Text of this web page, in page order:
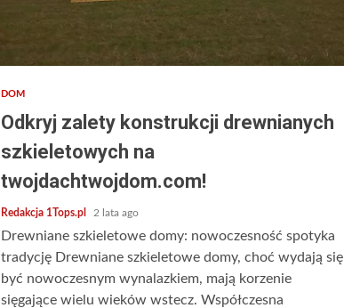
DOM
Odkryj zalety konstrukcji drewnianych
szkieletowych na
twojdachtwojdom.com!
Redakcja 1Tops.pl 2 lata ago
Drewniane szkieletowe domy: nowoczesność spotyka
tradycję Drewniane szkieletowe domy, choć wydają się
być nowoczesnym wynalazkiem, mają korzenie
sięgające wielu wieków wstecz. Współczesna